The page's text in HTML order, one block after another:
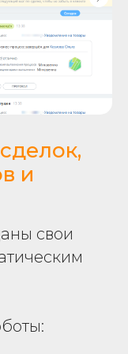
и
свои